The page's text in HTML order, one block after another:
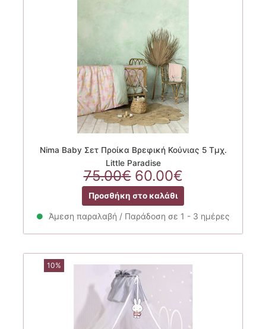
Nima Baby Σετ Προίκα Βρεφική Κούνιας 5 Τμχ.
Little Paradise
75.00€ Original
price
was:
75.00€.
60.00€Η
τρέχουσα
τιμή
είναι:
60.00€.
Προσθήκη στο καλάθι
Άμεση παραλαβή / Παράδοση σε 1 - 3 ημέρες
10%